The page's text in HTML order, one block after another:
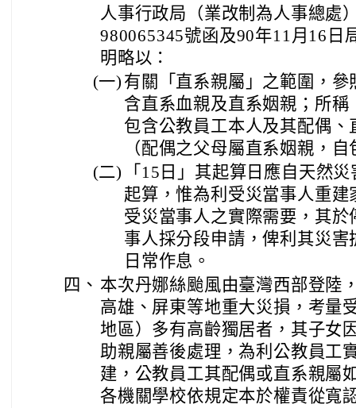
人事行政局（業改制為人事總處
980065345號函及90年11月16日
明略以：
(一) 有關「直系親屬」之範圍，
含直系血親及直系姻親；所
包含公教員工本人及其配偶
（配偶之父母屬直系姻親，
(二)
「15日」其起算日應自天然
起算，惟為利受災當事人重
受災當事人之實際需要，其
事人採分段申請，俾利其災
日常作息。
四、 本次丹娜絲颱風由臺灣西部登陸
高雄、屏東等地重大災損，考量
地區）多有高齡獨居者，其子女
助親屬善後處理，為利公教員工
建，公教員工其配偶或直系親屬
各機關學校依規定本於權責從寬